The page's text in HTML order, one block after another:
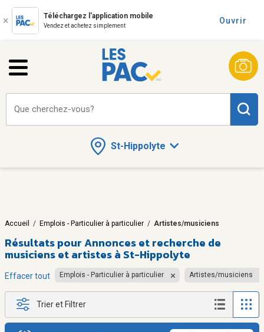
Téléchargez l'application mobile
Vendez et achetez simplement
Ouvrir
St-Hippolyte
Que cherchez-vous?
Accueil / Emplois - Particulier à particulier / Artistes/musiciens
Résultats pourAnnonces et recherche de
musiciens et artistes à St-Hippolyte
Effacer tout Emplois - Particulier à particulier Artistes/musiciens
Trier et Filtrer